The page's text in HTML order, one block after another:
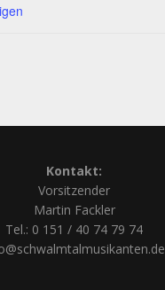
Kontakt:
Vorsitzender
Martin Fackler
Tel.: 0 151 / 40 74 79 74